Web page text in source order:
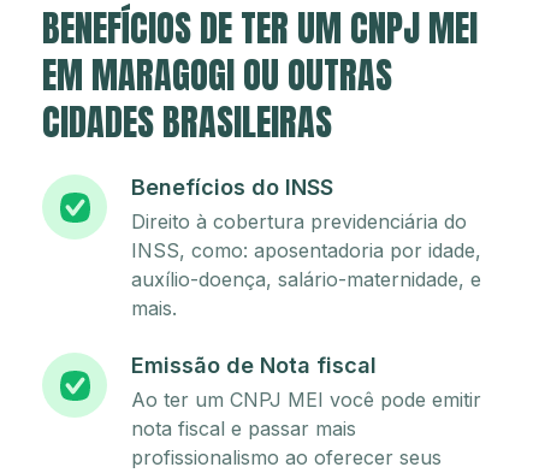
BENEFÍCIOS DE TER UM CNPJ MEI
EM MARAGOGI OU OUTRAS
CIDADES BRASILEIRAS
Benefícios do INSS
Direito à cobertura previdenciária do
INSS, como: aposentadoria por idade,
auxílio-doença, salário-maternidade, e
mais.
Emissão de Nota fiscal
Ao ter um CNPJ MEI você pode emitir
nota fiscal e passar mais
profissionalismo ao oferecer seus